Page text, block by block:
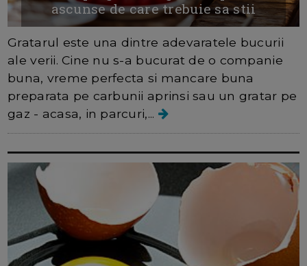
ascunse de care trebuie sa stii
Gratarul este una dintre adevaratele bucurii
ale verii. Cine nu s-a bucurat de o companie
buna, vreme perfecta si mancare buna
preparata pe carbunii aprinsi sau un gratar pe
gaz - acasa, in parcuri,...